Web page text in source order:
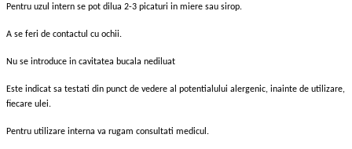
Pentru uzul intern se pot dilua 2-3 picaturi in miere sau sirop.
A se feri de contactul cu ochii.
Nu se introduce in cavitatea bucala nediluat
Este indicat sa testati din punct de vedere al potentialului alergenic, inainte de utilizare,
fiecare ulei.
Pentru utilizare interna va rugam consultati medicul.